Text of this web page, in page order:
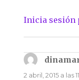
Inicia sesión
2 abril, 2015 a las